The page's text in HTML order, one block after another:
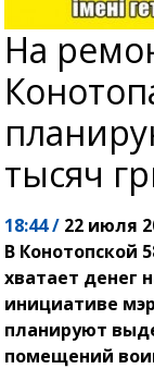
На
тысяч
18:44 / 22 июля
В Конотопской
хватает денег
инициативе
планируют
помещений